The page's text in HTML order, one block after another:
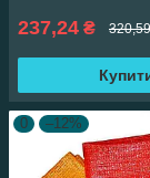
237,24 ₴
0 –12%